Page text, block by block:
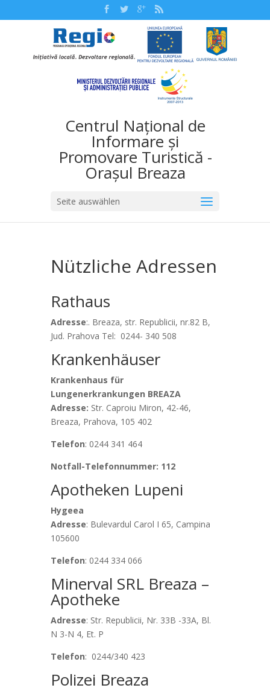
Centrul Național de
Informare și
Promovare Turistică -
Orașul Breaza
Seite auswählen
Nützliche Adressen
Rathaus
Adresse:. Breaza, str. Republicii, nr.82 B,
Jud. Prahova Tel: 0244- 340 508
Krankenhäuser
Krankenhaus für
Lungenerkrankungen BREAZA
Adresse: Str. Caproiu Miron, 42-46,
Breaza, Prahova, 105 402
Telefon: 0244 341 464
Notfall-Telefonnummer: 112
Apotheken Lupeni
Hygeea
Adresse: Bulevardul Carol I 65, Campina
105600
Telefon: 0244 334 066
Minerval SRL Breaza –
Apotheke
Adresse: Str. Republicii, Nr. 33B -33A, Bl.
N 3-N 4, Et. P
Telefon: 0244/340 423
Polizei Breaza